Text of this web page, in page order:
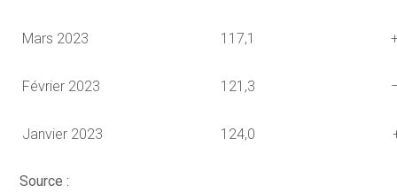
Mars 2023 117,1
Février 2023 121,3
Janvier 2023 124,0
Source :